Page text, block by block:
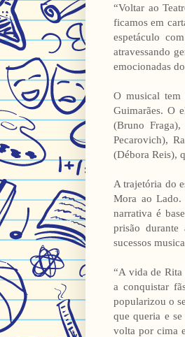
“Voltar ao
ficamos em
espetáculo
atravessando
emocionadas
O musical tem
Guimarães. O
(Bruno
Pecarovich),
(Débora Reis),
A trajetória do
Mora ao Lado.
narrativa é
prisão
sucessos
“A vida de Rita
a conquistar
popularizou o
que queria e
volta por cima